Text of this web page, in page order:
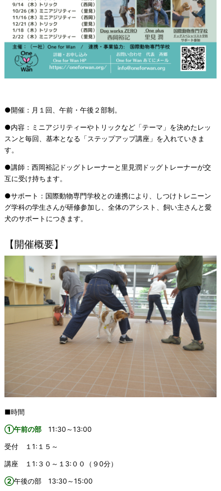
●開催： 月１回、午前・午後２部制。
●内容： ミニアジリティーやトリックなど「テーマ」 を決めたレッ
スンと毎回、基本となる 「ステップアップ講座」を入れていきま
す。
●講師：西岡裕記ドッグトレーナーと里見潤ドッグトレーナーが交
互に受け持ちます。
●サポート：国際動物専門学校との連携により、しつけトレニーン
グ学科の学生さんが研修参加し、全体のアシスト、飼い主さんと愛
犬のサポートにつきます。
【開催概要】
■時間
①午前の部11:30～13:00
受付 １1:１５～
講座 １1:３０～１3:００（９0分）
②午後の部 13:30～15:00